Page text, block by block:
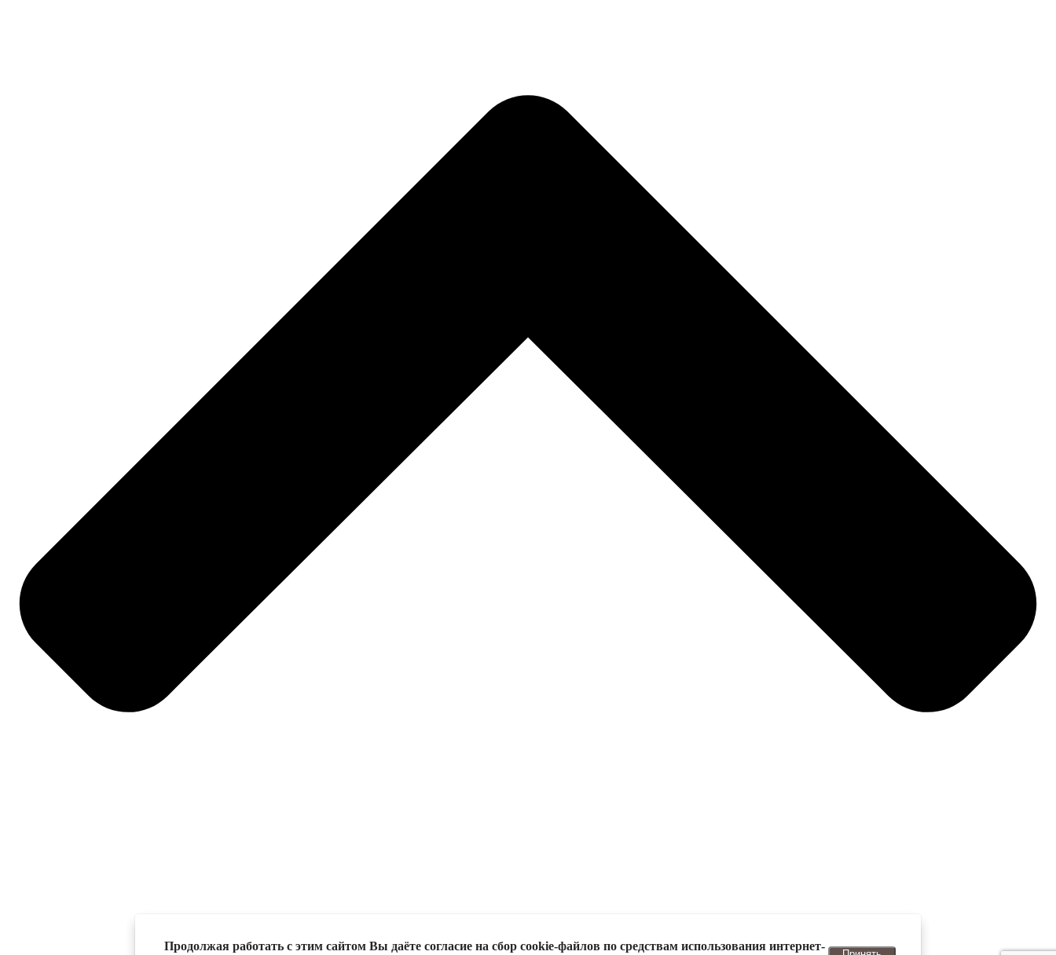
Продолжая работать с этим сайтом Вы даёте согласие на сбор cookie-файлов по средствам использования интернет-